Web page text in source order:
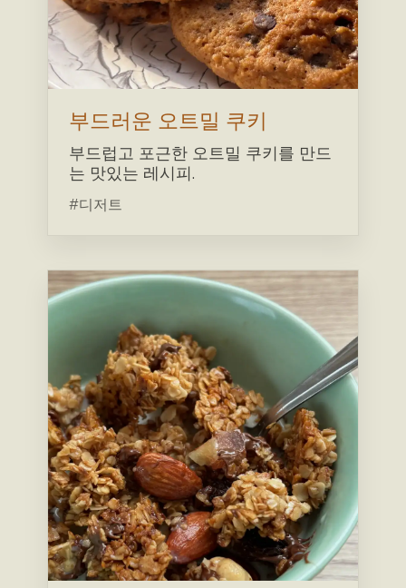
부드러운 오트밀 쿠키
부드럽고 포근한 오트밀 쿠키를 만드
는 맛있는 레시피.
#디저트